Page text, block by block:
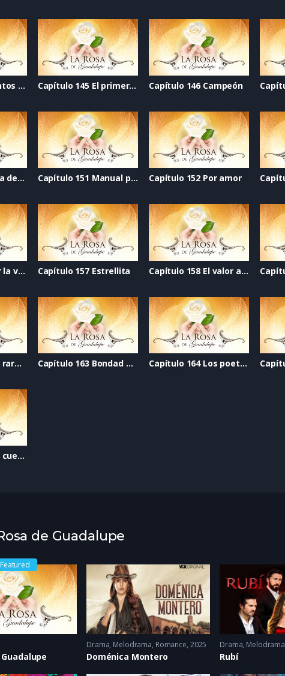
Capítulo 144 Cuantos más Capítulo 145 El primer golpe Capítulo 146 Campeón
Capítulo 150 Cerca del cielo Capítulo 151 Manual para pedir permiso para tener novio Capítulo 152 Por amor
Capítulo 156 Abrir la ventana Capítulo 157 Estrellita Capítulo 158 El valor adecuado
Capítulo 162 Algo raro tiene Elisa Capítulo 163 Bondad en la mirada Capítulo 164 Los poetas malditos
Capítulo 168 Otro cuento de Navidad
de Guadalupe
Featured
Drama, Melodrama, Romance 2025
Doménica Montero
Drama, Melodrama
Rubí